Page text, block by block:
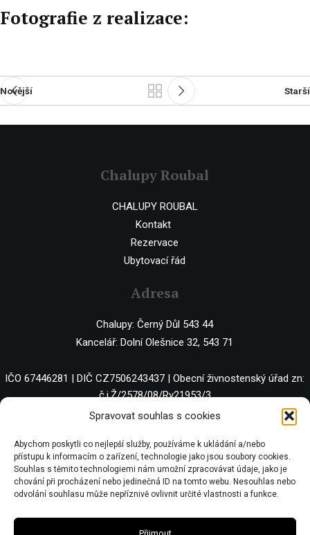
Spravovat souhlas s cookies
Abychom poskytli co nejlepší služby, používáme k ukládání a/nebo
přístupu k informacím o zařízení, technologie jako jsou soubory cookies.
Souhlas s těmito technologiemi nám umožní zpracovávat údaje, jako je
chování při procházení nebo jedinečná ID na tomto webu. Nesouhlas nebo
odvolání souhlasu může nepříznivě ovlivnit určité vlastnosti a funkce.
Přijmout
Fotografie z realizace:
Novější Starší
Chalupy Roubal
CHALUPY ROUBAL
Kontakt
Rezervace
Ubytovací řád
Adresa
Chalupy: Černý Důl 543 44
Kancelář: Dolní Olešnice 32, 543 71
IČO 67446281 | DIČ CZ7506243437 | Obecní živnostenský úřad zn:
č.j.Ž/2578/08/Ry21953/3